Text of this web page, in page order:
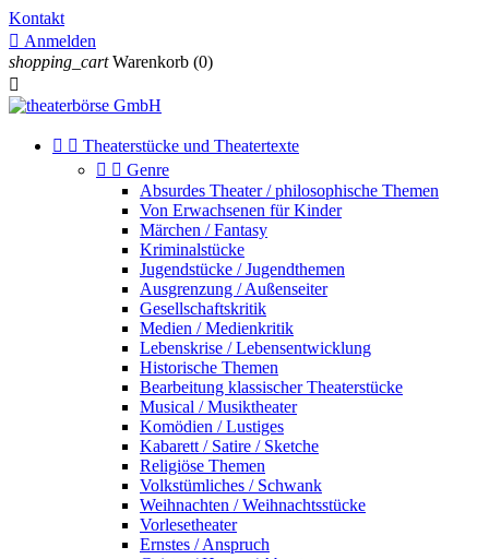
Kontakt
 Anmelden
shopping_cart Warenkorb (0)

  Theaterstücke und Theatertexte
  Genre
Absurdes Theater / philosophische Themen
Von Erwachsenen für Kinder
Märchen / Fantasy
Kriminalstücke
Jugendstücke / Jugendthemen
Ausgrenzung / Außenseiter
Gesellschaftskritik
Medien / Medienkritik
Lebenskrise / Lebensentwicklung
Historische Themen
Bearbeitung klassischer Theaterstücke
Musical / Musiktheater
Komödien / Lustiges
Kabarett / Satire / Sketche
Religiöse Themen
Volkstümliches / Schwank
Weihnachten / Weihnachtsstücke
Vorlesetheater
Ernstes / Anspruch